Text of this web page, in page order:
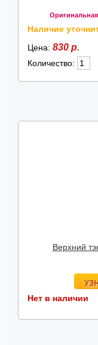
Наличие
Цена: 830 р.
Количество:
Верхний
Нет в наличии